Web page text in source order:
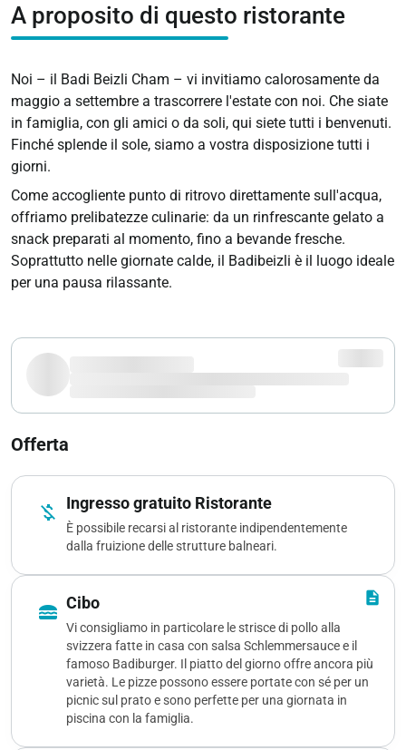
A proposito di questo ristorante
Noi – il Badi Beizli Cham – vi invitiamo calorosamente da
maggio a settembre a trascorrere l'estate con noi. Che siate
in famiglia, con gli amici o da soli, qui siete tutti i benvenuti.
Finché splende il sole, siamo a vostra disposizione tutti i
giorni.
Come accogliente punto di ritrovo direttamente sull'acqua,
offriamo prelibatezze culinarie: da un rinfrescante gelato a
snack preparati al momento, fino a bevande fresche.
Soprattutto nelle giornate calde, il Badibeizli è il luogo ideale
per una pausa rilassante.
Offerta
money_off Ingresso gratuito Ristorante
È possibile recarsi al ristorante indipendentemente
dalla fruizione delle strutture balneari.
description
lunch_dining Cibo
Vi consigliamo in particolare le strisce di pollo alla
svizzera fatte in casa con salsa Schlemmersauce e il
famoso Badiburger. Il piatto del giorno offre ancora più
varietà. Le pizze possono essere portate con sé per un
picnic sul prato e sono perfette per una giornata in
piscina con la famiglia.